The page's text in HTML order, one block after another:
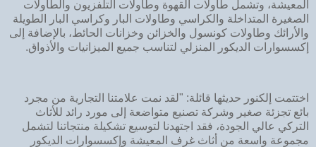
المعيشة، وتشمل طاولات القهوة وطاولات التلفزيون والطاولات
الصغيرة المتداخلة والكراسي وطاولات البار وكراسي البار الطويلة
والأرائك وطاولات كونسول والخزائن وخزانات الحائط، بالإضافة إلى
إكسسوارات الديكور المنزلي لتناسب جميع الميزانيات والأذواق.
اختتمت إلكنور حديثها قائلة: "لقد نمت علامتنا التجارية من مجرد
بائع تجزئة صغير وشركة تصنيع متواضعة إلى مورد رائد للأثاث
التركي عالي الجودة، فقد اجتهدنا لتوسيع تشكيلة منتجاتنا لتشمل
مجموعة واسعة من أثاث غرف المعيشة وإكسسوارات الديكور